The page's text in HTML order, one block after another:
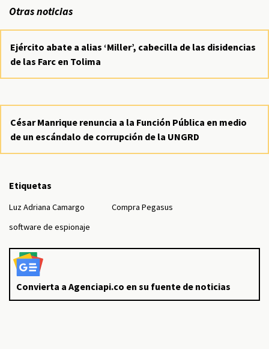
Otras noticias
Ejército abate a alias ‘Miller’, cabecilla de las disidencias
de las Farc en Tolima
César Manrique renuncia a la Función Pública en medio
de un escándalo de corrupción de la UNGRD
Etiquetas
Luz Adriana Camargo
Compra Pegasus
software de espionaje
Convierta a Agenciapi.co en su fuente de noticias